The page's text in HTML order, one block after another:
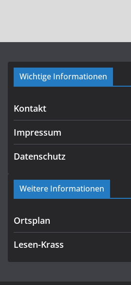
Wichtige Informationen
Kontakt
Impressum
Datenschutz
Weitere Informationen
Ortsplan
Lesen-Krass